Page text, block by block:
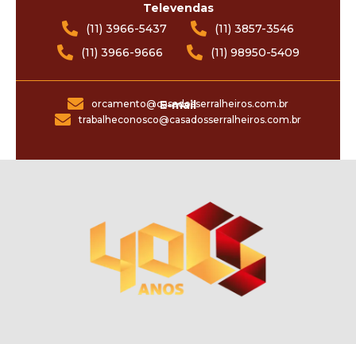
Televendas
(11) 3966-5437
(11) 3857-3546
(11) 3966-9666
(11) 98950-5409
E-mail
orcamento@casadosserralheiros.com.br
trabalheconosco@casadosserralheiros.com.br